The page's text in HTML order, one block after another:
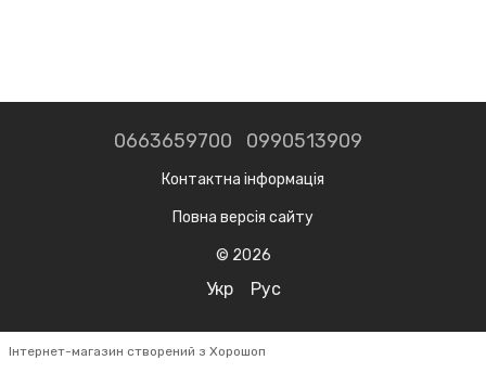
0663659700 0990513909
Контактна інформація
Повна версія сайту
© 2026
Укр Рус
Інтернет-магазин створений з Хорошоп